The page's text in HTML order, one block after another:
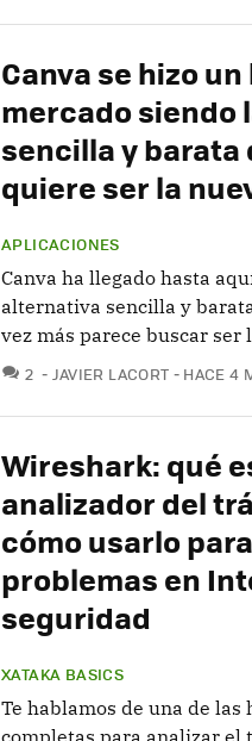
Canva se hizo
mercado siendo
sencilla y barata
quiere ser la
APLICACIONES
Canva ha llegado hasta
alternativa sencilla y
vez más parece buscar ser
2 COMENTARIOS
JAVIER LACORT HACE 4
Wireshark: qué
analizador del
cómo usarlo
problemas en
seguridad
XATAKA BASICS
Te hablamos de una de
completas para analizar el